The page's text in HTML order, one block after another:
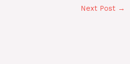
Next Post →